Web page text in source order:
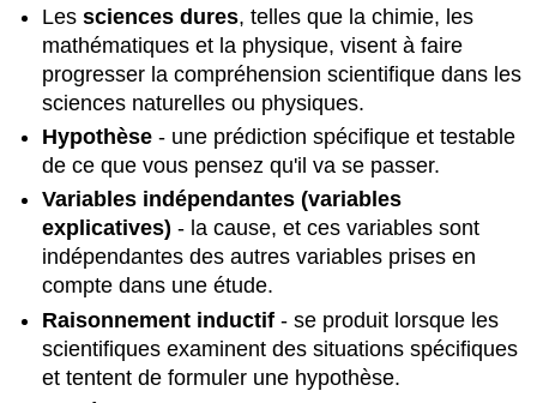
Livres
Contributeurs
Lessciences dures, telles que la chimie, les
mathématiques et la physique, visent à faire
progresser la compréhension scientifique dans les
sciences naturelles ou physiques.
Hypothèse - une prédiction spécifique et testable
de ce que vous pensez qu'il va se passer.
Variables indépendantes (variables
explicatives) - la cause, et ces variables sont
indépendantes des autres variables prises en
compte dans une étude.
Raisonnement inductif - se produit lorsque les
scientifiques examinent des situations spécifiques
et tentent de formuler une hypothèse.